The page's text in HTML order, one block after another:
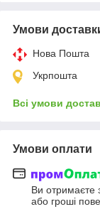
Умови
Нова Пошта
Укрпошта
Всі умови
Умови оплати
Ви отримаєте
або гроші